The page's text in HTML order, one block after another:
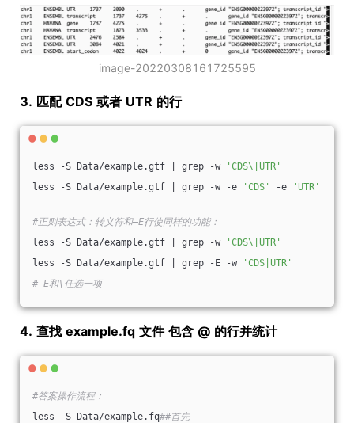
image-20220308161725595
3. 匹配 CDS 或者 UTR 的行
less -S Data/example.gtf | grep -w
'CDS\|UTR'
less -S Data/example.gtf | grep -w -e
'CDS' -e 'UTR'
#正则表达式：转义符和—E行使同样的功能：
less -S Data/example.gtf | grep -w
'CDS\|UTR'
less -S Data/example.gtf | grep -E -w
'CDS|UTR'
#-E和\任选一项
4. 查找 example.fq 文件 包含 @ 的行并统计
#答案操作流程：
less -S Data/example.fq##首先